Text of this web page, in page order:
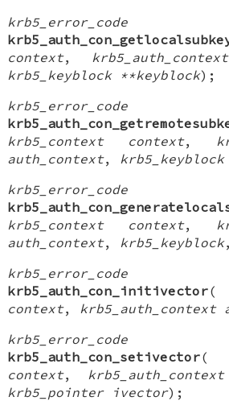
krb5_error_code
context,
krb5_keyblock **keyblock);
krb5_error_code
krb5_context context,
auth_context,
krb5_error_code
krb5_context context,
auth_context, krb5_keyblock
krb5_error_code
krb5_auth_con_initivector
context, krb5_auth_context
krb5_error_code
krb5_auth_con_setivector
context,
krb5_pointer ivector);